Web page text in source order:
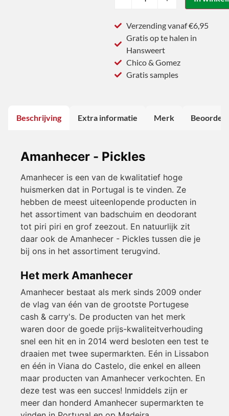
Verzending vanaf €6,95
Gratis op te halen in
Hansweert
Chico & Gomez
Gratis samples
Beschrijving Extra informatie Merk
Amanhecer - Pickles
Amanhecer is een van de kwalitatief hoge
huismerken dat in Portugal is te vinden. Ze
hebben de meest uiteenlopende producten in
het assortiment van badschuim en deodorant
tot piri piri en grof zeezout. En natuurlijk zit
daar ook de Amanhecer - Pickles tussen die je
bij ons in het assortiment terugvind.
Het merk Amanhecer
Amanhecer bestaat als merk sinds 2009 onder
de vlag van één van de grootste Portugese
cash & carry's. De producten van het merk
waren door de goede prijs-kwaliteitverhouding
snel een hit en in 2014 werd besloten een test te
draaien met twee supermarkten. Eén in Lissabon
en één in Viana do Castelo, die enkel en alleen
maar producten van Amanhecer verkochten. En
deze test was een succes! Inmiddels zijn er
meer dan honderd Amanhecer supermarkten te